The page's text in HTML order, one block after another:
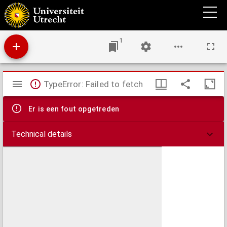
Apomasaris Apotelesmata; siue, De significatis et euentis insomniorum ex Indorum,
Persarum, Aegyptiorumque disciplina;
1
Mirador
viewer
TypeError: Failed to fetch
Er is een fout opgetreden
Technical details